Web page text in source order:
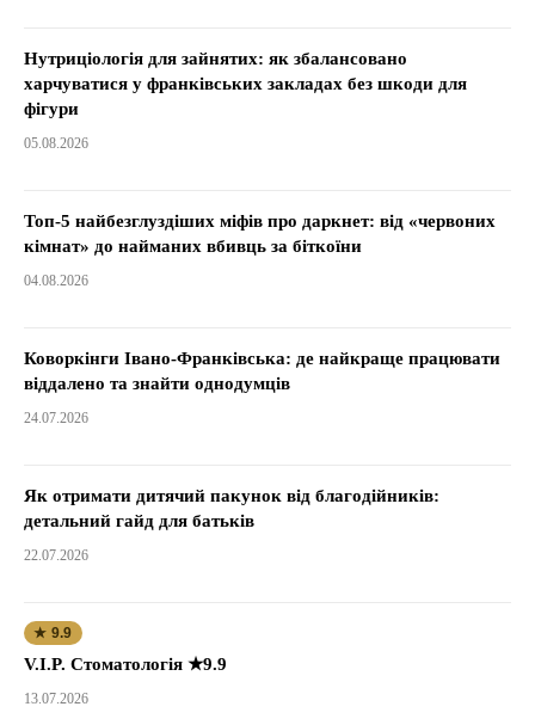
Нутриціологія для зайнятих: як збалансовано
харчуватися у франківських закладах без шкоди для
фігури
05.08.2026
Топ-5 найбезглуздіших міфів про даркнет: від «червоних
кімнат» до найманих вбивць за біткоїни
04.08.2026
Коворкінги Івано-Франківська: де найкраще працювати
віддалено та знайти однодумців
24.07.2026
Як отримати дитячий пакунок від благодійників:
детальний гайд для батьків
22.07.2026
★ 9.9
V.I.P. Стоматологія ★9.9
13.07.2026